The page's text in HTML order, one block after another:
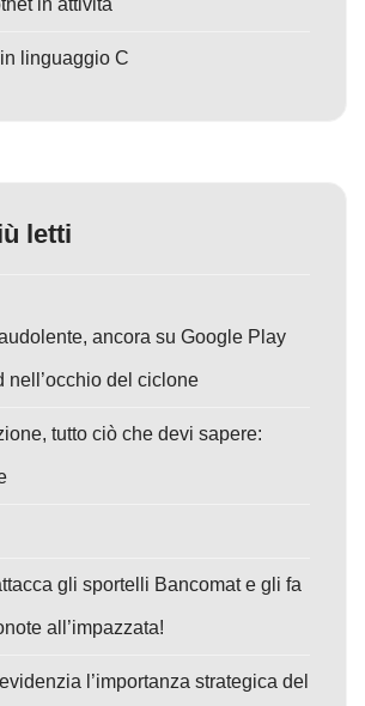
linguaggio C
letti
ancora su Google Play
nell’occhio del ciclone
tutto ciò che devi sapere:
gli sportelli Bancomat e gli fa
all’impazzata!
l’importanza strategica del